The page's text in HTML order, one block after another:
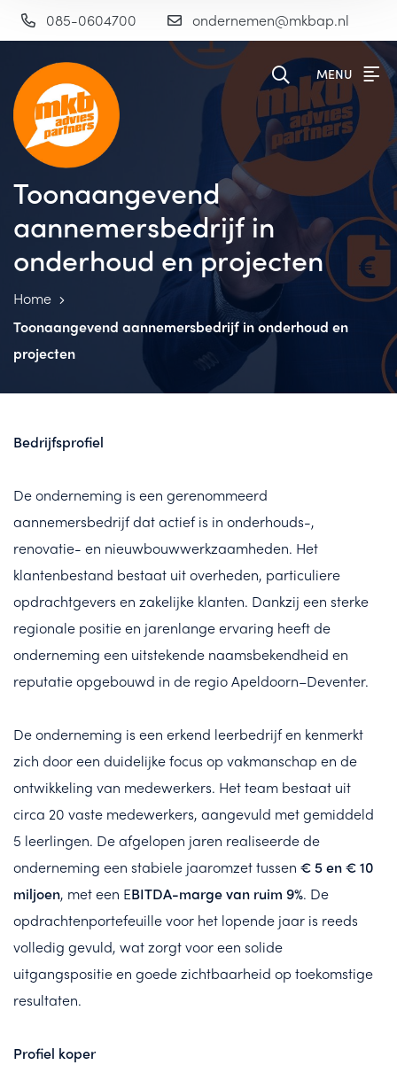
085-0604700 ondernemen@mkbap.nl
MENU
Toonaangevend
aannemersbedrijf in
onderhoud en projecten
Home
Toonaangevend aannemersbedrijf in onderhoud en
projecten
Bedrijfsprofiel
De onderneming is een gerenommeerd
aannemersbedrijf dat actief is in onderhouds-,
renovatie- en nieuwbouwwerkzaamheden. Het
klantenbestand bestaat uit overheden, particuliere
opdrachtgevers en zakelijke klanten. Dankzij een sterke
regionale positie en jarenlange ervaring heeft de
onderneming een uitstekende naamsbekendheid en
reputatie opgebouwd in de regio Apeldoorn–Deventer.
De onderneming is een erkend leerbedrijf en kenmerkt
zich door een duidelijke focus op vakmanschap en de
ontwikkeling van medewerkers. Het team bestaat uit
circa 20 vaste medewerkers, aangevuld met gemiddeld
5 leerlingen. De afgelopen jaren realiseerde de
onderneming een stabiele jaaromzet tussen € 5 en € 10
miljoen, met een EBITDA-marge van ruim 9%. De
opdrachtenportefeuille voor het lopende jaar is reeds
volledig gevuld, wat zorgt voor een solide
uitgangspositie en goede zichtbaarheid op toekomstige
resultaten.
Profiel koper